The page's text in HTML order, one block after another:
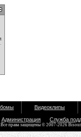
Видеоклипы
Администрация Служба
Все права защищены © 2007-2026